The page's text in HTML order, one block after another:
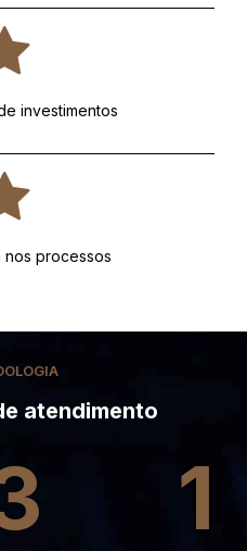
investimentos
nos processos
atendimento
1